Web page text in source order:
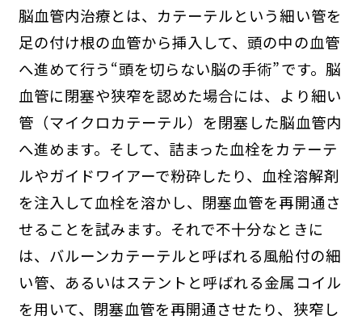
脳血管内治療とは、カテーテルという細い管を
足の付け根の血管から挿入して、頭の中の血管
へ進めて行う“頭を切らない脳の手術”です。脳
血管に閉塞や狭窄を認めた場合には、より細い
管（マイクロカテーテル）を閉塞した脳血管内
へ進めます。そして、詰まった血栓をカテーテ
ルやガイドワイアーで粉砕したり、血栓溶解剤
を注入して血栓を溶かし、閉塞血管を再開通さ
せることを試みます。それで不十分なときに
は、バルーンカテーテルと呼ばれる風船付の細
い管、あるいはステントと呼ばれる金属コイル
を用いて、閉塞血管を再開通させたり、狭窄し